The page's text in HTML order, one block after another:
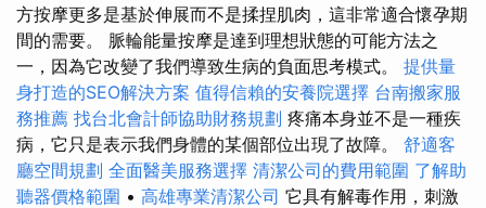
方按摩更多是基於伸展而不是揉捏肌肉，這非常適合懷孕期
間的需要。 脈輪能量按摩是達到理想狀態的可能方法之
一，因為它改變了我們導致生病的負面思考模式。 提供量
身打造的SEO解決方案 值得信賴的安養院選擇 台南搬家服
務推薦 找台北會計師協助財務規劃 疼痛本身並不是一種疾
病，它只是表示我們身體的某個部位出現了故障。 舒適客
廳空間規劃 全面醫美服務選擇 清潔公司的費用範圍 了解助
聽器價格範圍 • 高雄專業清潔公司 它具有解毒作用，刺激